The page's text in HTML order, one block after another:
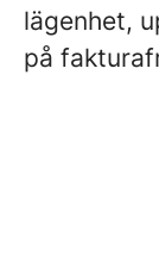
lägenhet,
på